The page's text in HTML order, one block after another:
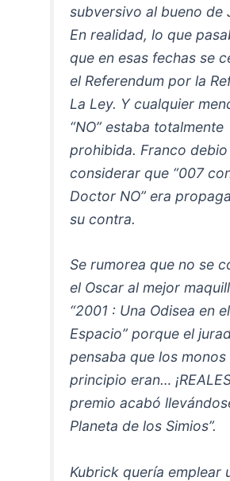
subversivo al bueno de
En realidad, lo que
que en esas fechas se
el Referendum por la
La Ley. Y cualquier
“NO” estaba totalmente
prohibida. Franco debio
considerar que “007
Doctor NO” era
su contra.
Se rumorea que no se
el Oscar al mejor
“2001 : Una Odisea en el
Espacio” porque el
pensaba que los monos
principio eran…
premio acabó
Planeta de los Simios”.
Kubrick quería emplear